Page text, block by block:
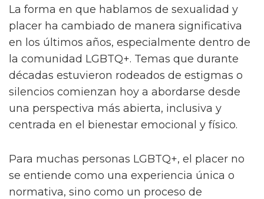
La forma en que hablamos de sexualidad y
placer ha cambiado de manera significativa
en los últimos años, especialmente dentro de
la comunidad LGBTQ+. Temas que durante
décadas estuvieron rodeados de estigmas o
silencios comienzan hoy a abordarse desde
una perspectiva más abierta, inclusiva y
centrada en el bienestar emocional y físico.
Para muchas personas LGBTQ+, el placer no
se entiende como una experiencia única o
normativa, sino como un proceso de